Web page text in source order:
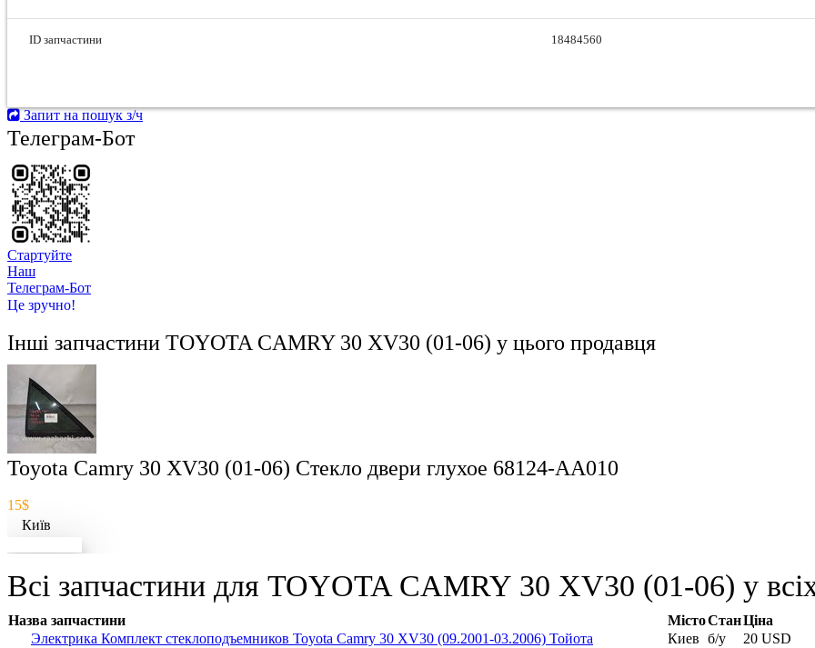
ID запчастини 18484560
Запит на пошук з/ч
Телеграм-Бот
Стартуйте
Hаш
Телеграм-Бот
Це зручно!
Інші запчастини TOYOTA CAMRY 30 XV30 (01-06) у цього продавця
Toyota Camry 30 XV30 (01-06) Стекло двери глухое 68124-AA010
15$
Київ
Всі запчастини для TOYOTA CAMRY 30 XV30 (01-06) у
Назва запчастини МістоСтанЦіна
Электрика Комплект стеклоподъемников Toyota Camry 30 XV30 (09.2001-03.2006) Тойота
Киев б/у
20 USD